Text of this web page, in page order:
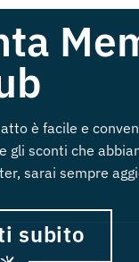
è facile e
gli sconti che
sarai sempre
subito